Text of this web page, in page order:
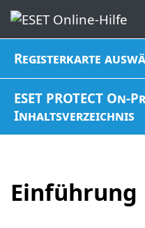
Registerkarte
ESET PROTECT On-
Inhaltsverzeichnis
Einführung